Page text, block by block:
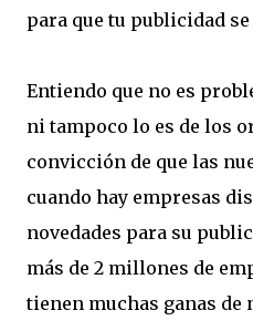
para que tu publicidad
Entiendo que no es
ni tampoco lo es de los
convicción de que las
cuando hay empresas
novedades para su
más de 2 millones de
tienen muchas ganas de